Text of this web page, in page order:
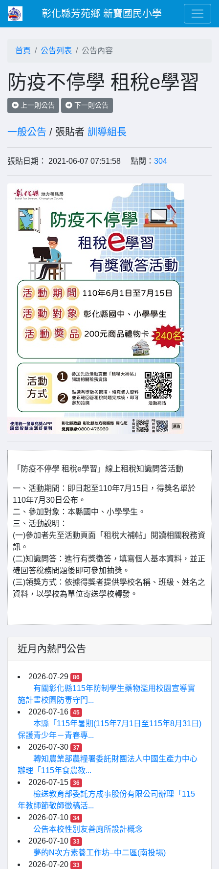
彰化縣芳苑鄉 新寶國民小學
首頁 公告列表 公告內容
防疫不停學 租稅e學習
上一則公告 下一則公告
一般公告 / 張貼者 訓導組長
張貼日期： 2021-06-07 07:51:58 點閱： 304
「防疫不停學 租稅e學習」線上租稅知識問答活動
一、活動期間：即日起至110年7月15日，得獎名單於
110年7月30日公布。
二、參加對象：本縣國中、小學學生。
三、活動說明：
(一)參加者先至活動頁面「租稅大補帖」閱讀相關稅務資
訊。
(二)知識問答：進行有獎徵答，填寫個人基本資料，並正
確回答稅務問題後即可參加抽獎。
(三)領獎方式：依據得獎者提供學校名稱、班級、姓名之
資料，以學校為單位寄送學校轉發。
近月內熱門公告
2026-07-29 86
有關彰化縣115年防制學生藥物濫用校園宣導實
施計畫校園防毒守門...
2026-07-16
45
本縣「115年暑期(115年7月1日至115年8月31日)
保護青少年－青春專...
2026-07-30
37
轉知農業部農糧署委託財團法人中國生產力中心
辦理「115年食農教...
2026-07-15
36
檢送教育部委託方成事股份有限公司辦理「115
年教師節敬師徵稿活...
2026-07-10
34
公告本校性別友善廁所設計概念
2026-07-10
33
夢的N次方素養工作坊–中二區(南投場)
2026-07-20
33